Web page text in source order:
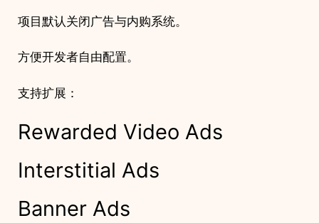
项目默认关闭广告与内购系统。
方便开发者自由配置。
支持扩展：
Rewarded Video Ads
Interstitial Ads
Banner Ads